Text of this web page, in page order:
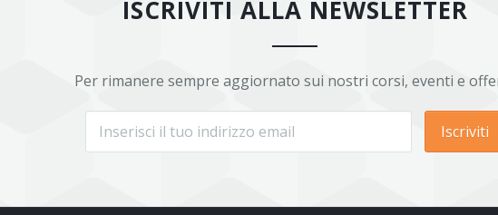
ISCRIVITI ALLA NEWSLETTER
Per rimanere sempre aggiornato sui nostri corsi, eventi e
Iscriviti